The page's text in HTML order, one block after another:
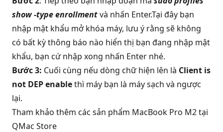
show -type enrollmentvà nhấn Enter.Tại đây bạn
nhập mật khẩu mở khóa máy, lưu ý rằng sẽ không
có bất kỳ thông báo nào hiển thị bạn đang nhập mật
khẩu, bạn cứ nhập xong nhấn Enter nhé.
Bước 3: Cuối cùng nếu dòng chữ hiện lên là Client is
not DEP enablethì máy bạn là máy sạch và ngược
lại.
Tham khảo thêm các sản phẩm MacBook Pro M2tại
QMac Store